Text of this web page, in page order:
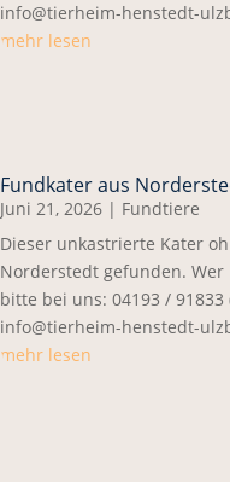
info@tierheim-henstedt-
mehr lesen
Fundkater aus
Juni 21, 2026 | Fundtiere
Dieser unkastrierte Kater
Norderstedt gefunden.
bitte bei uns: 04193 /
info@tierheim-henstedt-
mehr lesen